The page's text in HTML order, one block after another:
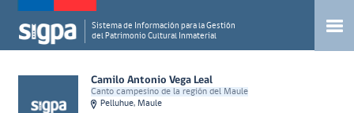
Sistema de Información para la Gestión
del Patrimonio Cultural Inmaterial
Camilo Antonio Vega Leal
Canto campesino de la región del Maule
Pelluhue, Maule